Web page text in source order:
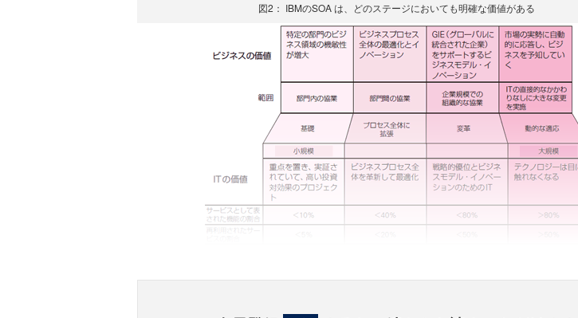
図2： IBMのSOA は、どのステージにおいても明確な価値がある